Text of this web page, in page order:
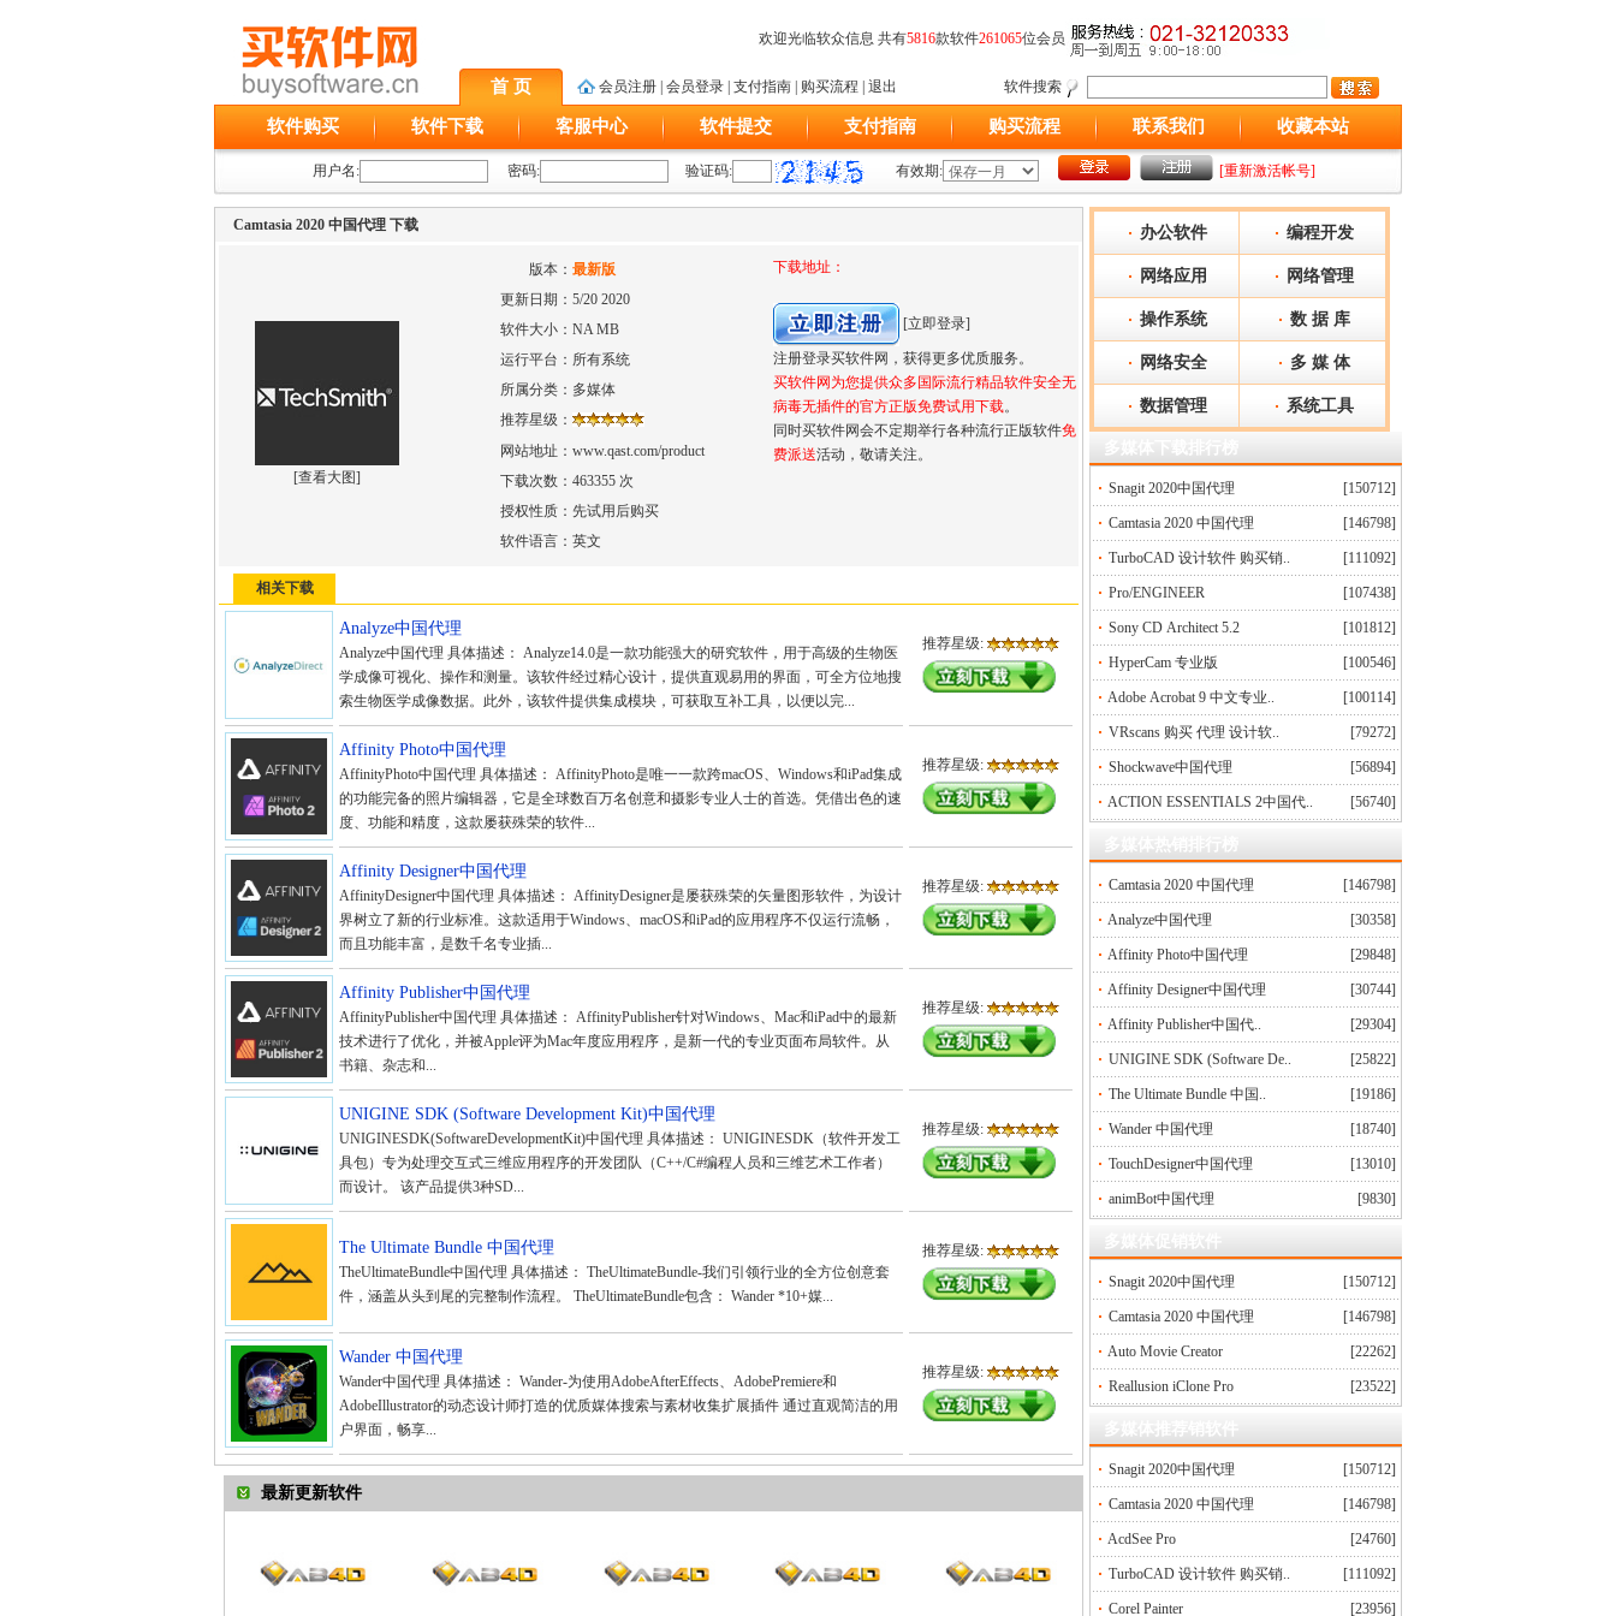
欢迎光临软众信息 共有5816款软件261065位会员
首 页 会员注册 会员登录 支付指南 购买流程 退出 软件搜索
软件购买 软件下载 客服中心 软件提交 支付指南 购买流程 联系我们 收藏本站
用户名: 密码: 验证码: 有效期: [重新激活帐号]
Camtasia 2020 中国代理 下载
[查看大图]
版本： 最新版 下载地址：
[立即登录]
注册登录买软件网，获得更多优质服务。
买软件网为您提供众多国际流行精品软件安全无
病毒无插件的官方正版免费试用下载。
同时买软件网会不定期举行各种流行正版软件免
费派送活动，敬请关注。
更新日期： 5/20 2020
软件大小： NA MB
运行平台： 所有系统
所属分类： 多媒体
推荐星级：
网站地址： www.qast.com/product
下载次数： 463355 次
授权性质： 先试用后购买
软件语言： 英文
相关下载
Analyze中国代理
Analyze中国代理 具体描述： Analyze14.0是一款功能强大的研究软件，用于高级的生物医
学成像可视化、操作和测量。该软件经过精心设计，提供直观易用的界面，可全方位地搜
索生物医学成像数据。此外，该软件提供集成模块，可获取互补工具，以便以完...
推荐星级:
Affinity Photo中国代理
AffinityPhoto中国代理 具体描述： AffinityPhoto是唯一一款跨macOS、Windows和iPad集成
的功能完备的照片编辑器，它是全球数百万名创意和摄影专业人士的首选。凭借出色的速
度、功能和精度，这款屡获殊荣的软件...
推荐星级:
Affinity Designer中国代理
AffinityDesigner中国代理 具体描述： AffinityDesigner是屡获殊荣的矢量图形软件，为设计
界树立了新的行业标准。这款适用于Windows、macOS和iPad的应用程序不仅运行流畅，
而且功能丰富，是数千名专业插...
推荐星级:
Affinity Publisher中国代理
AffinityPublisher中国代理 具体描述： AffinityPublisher针对Windows、Mac和iPad中的最新
技术进行了优化，并被Apple评为Mac年度应用程序，是新一代的专业页面布局软件。从
书籍、杂志和...
推荐星级:
UNIGINE SDK (Software Development Kit)中国代理
UNIGINESDK(SoftwareDevelopmentKit)中国代理 具体描述： UNIGINESDK（软件开发工
具包）专为处理交互式三维应用程序的开发团队（C++/C#编程人员和三维艺术工作者）
而设计。 该产品提供3种SD...
推荐星级:
The Ultimate Bundle 中国代理
TheUltimateBundle中国代理 具体描述： TheUltimateBundle-我们引领行业的全方位创意套
件，涵盖从头到尾的完整制作流程。 TheUltimateBundle包含： Wander *10+媒...
推荐星级:
Wander 中国代理
Wander中国代理 具体描述： Wander-为使用AdobeAfterEffects、AdobePremiere和
AdobeIllustrator的动态设计师打造的优质媒体搜索与素材收集扩展插件 通过直观简洁的用
户界面，畅享...
推荐星级:
最新更新软件
办公软件 编程开发
网络应用 网络管理
操作系统 数 据 库
网络安全 多 媒 体
数据管理 系统工具
Snagit 2020中国代理 [150712]
Camtasia 2020 中国代理 [146798]
TurboCAD 设计软件 购买销.. [111092]
Pro/ENGINEER [107438]
Sony CD Architect 5.2 [101812]
HyperCam 专业版 [100546]
Adobe Acrobat 9 中文专业.. [100114]
VRscans 购买 代理 设计软.. [79272]
Shockwave中国代理 [56894]
ACTION ESSENTIALS 2中国代.. [56740]
Camtasia 2020 中国代理 [146798]
Analyze中国代理 [30358]
Affinity Photo中国代理 [29848]
Affinity Designer中国代理 [30744]
Affinity Publisher中国代.. [29304]
UNIGINE SDK (Software De.. [25822]
The Ultimate Bundle 中国.. [19186]
Wander 中国代理 [18740]
TouchDesigner中国代理 [13010]
animBot中国代理 [9830]
Snagit 2020中国代理 [150712]
Camtasia 2020 中国代理 [146798]
Auto Movie Creator [22262]
Reallusion iClone Pro [23522]
Snagit 2020中国代理 [150712]
Camtasia 2020 中国代理 [146798]
AcdSee Pro [24760]
TurboCAD 设计软件 购买销.. [111092]
Corel Painter [23956]